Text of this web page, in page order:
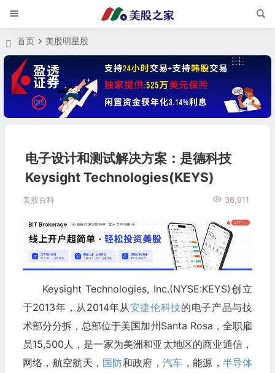
首页 美股明星股
电子设计和测试解决方案：是德科技
Keysight Technologies(KEYS)
美股百科 36,911
Keysight Technologies, Inc.(NYSE:KEYS)创立
于2013年，从2014年从安捷伦科技的电子产品与技
术部分分拆，总部位于美国加州Santa Rosa，全职雇
员15,500人，是一家为美洲和亚太地区的商业通信，
网络，航空航天， 国防和政府，汽车 ，能源， 半导体